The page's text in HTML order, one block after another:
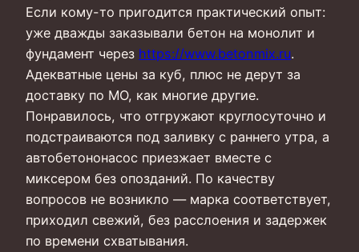
Если кому-то пригодится практический опыт:
уже дважды заказывали бетон на монолит и
фундамент через https://www.betonmix.ru.
Адекватные цены за куб, плюс не дерут за
доставку по МО, как многие другие.
Понравилось, что отгружают круглосуточно и
подстраиваются под заливку с раннего утра, а
автобетононасос приезжает вместе с
миксером без опозданий. По качеству
вопросов не возникло — марка соответствует,
приходил свежий, без расслоения и задержек
по времени схватывания.